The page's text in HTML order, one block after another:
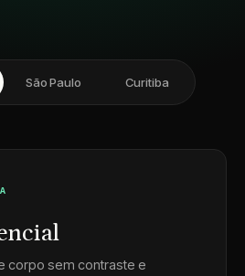
São Paulo Curitiba
corpo sem contraste e